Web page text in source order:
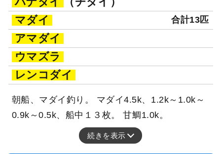
マダイ
合計13匹
アマダイ
ウマズラ
レンコダイ
朝船、マダイ釣り。 マダイ4.5k、1.2k～1.0k～
0.9k～0.5k、船中１３枚。 甘鯛1.0k。
続きを表示